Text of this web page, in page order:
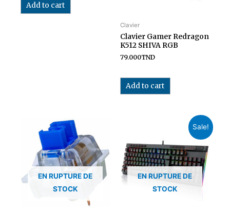
Add to cart
Clavier
Clavier Gamer Redragon
K512 SHIVA RGB
79.000TND
Add to cart
EN RUPTURE DE
STOCK
Sale!
EN RUPTURE DE
STOCK